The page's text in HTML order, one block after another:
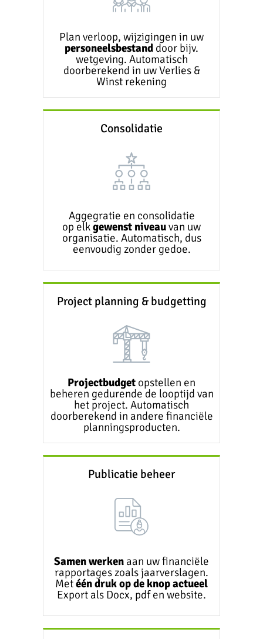
Plan verloop, wijzigingen in uw
personeelsbestand door bijv.
wetgeving. Automatisch
doorberekend in uw Verlies &
Winst rekening
Consolidatie
Aggegratie en consolidatie
op elkgewenst niveauvan uw
organisatie. Automatisch, dus
eenvoudig zonder gedoe.
Project planning & budgetting
Projectbudget opstellen en
beheren gedurende de looptijd van
het project. Automatisch
doorberekend in andere financiële
planningsproducten.
Publicatie beheer
Samen werken aan uw financiële
rapportages zoals jaarverslagen.
Metéén druk op de knop actueel
Export als Docx, pdf en website.